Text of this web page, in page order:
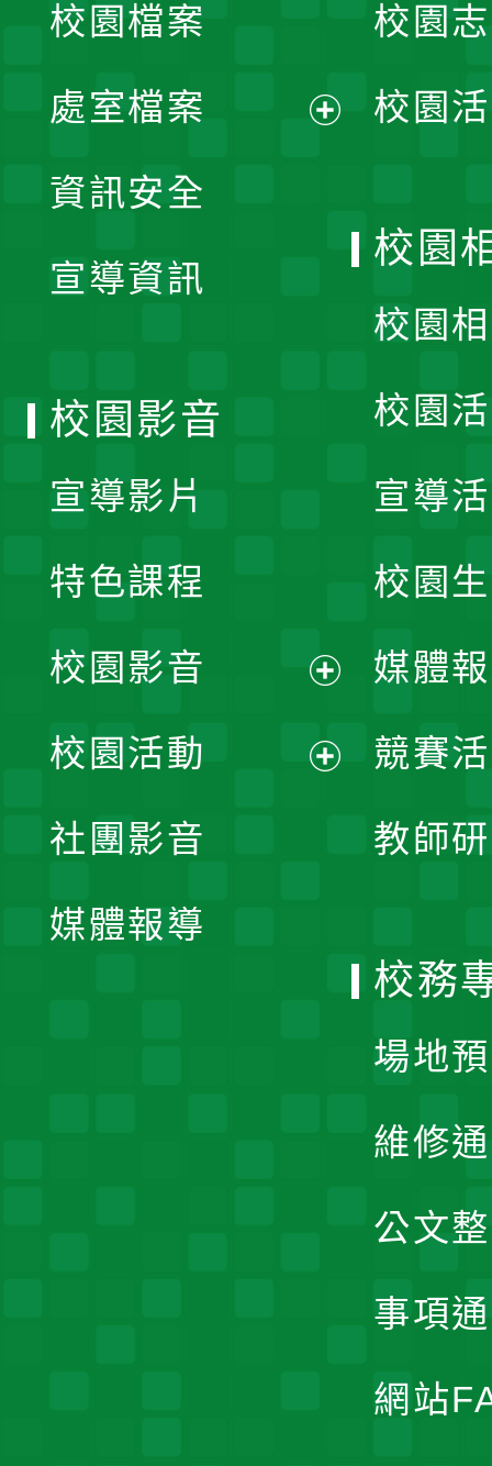
單
校園檔案
處室檔案
資訊安全
宣導資訊
校園
校園
校園
校園
校園
宣導
校園
媒體
競賽
教師
校園影音
宣導影片
特色課程
校園影音
開
校園活動
社團影音
媒體報導
校務
場地
維修
公文
事項
網站